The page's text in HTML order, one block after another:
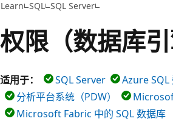
Learn SQL SQL Server
权限（数据库引
适用于： SQL Server Azure SQL
分析平台系统（PDW）
Microsoft Fabric 中的 SQL 数据库